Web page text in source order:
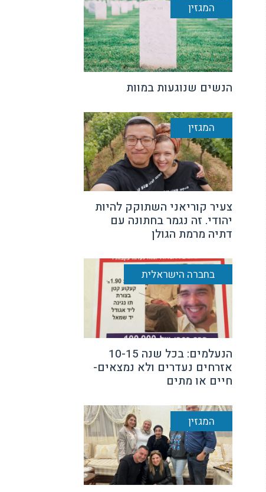
המגזין
הנשים שנוגעות במוות
המגזין
צעיר קוריאני השתוקק להיות
יהודי. זה נגמר בחתונה עם
דתיה מרמת הגולן
בחברה הישראלית
הנעלמים: בכל שנה 10-15
אזרחים נעדרים ולא נמצאים-
חיים או מתים
המגזין